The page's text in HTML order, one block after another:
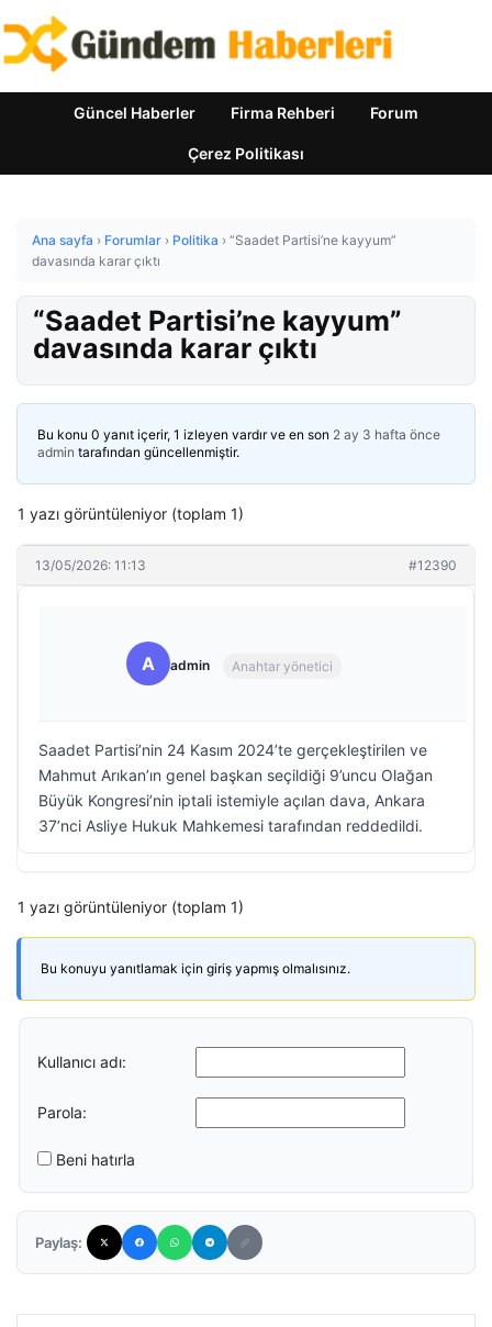
Güncel Haberler Firma Rehberi Forum
Çerez Politikası
Ana sayfa › Forumlar › Politika › “Saadet Partisi’ne kayyum”
davasında karar çıktı
“Saadet Partisi’ne kayyum”
davasında karar çıktı
Bu konu 0 yanıt içerir, 1 izleyen vardır ve en son 2 ay 3 hafta önce
admin tarafından güncellenmiştir.
1 yazı görüntüleniyor (toplam 1)
13/05/2026: 11:13 #12390
A admin Anahtar yönetici
Saadet Partisi’nin 24 Kasım 2024’te gerçekleştirilen ve
Mahmut Arıkan’ın genel başkan seçildiği 9’uncu Olağan
Büyük Kongresi’nin iptali istemiyle açılan dava, Ankara
37’nci Asliye Hukuk Mahkemesi tarafından reddedildi.
1 yazı görüntüleniyor (toplam 1)
Bu konuyu yanıtlamak için giriş yapmış olmalısınız.
Kullanıcı adı:
Parola:
Beni hatırla
Paylaş: